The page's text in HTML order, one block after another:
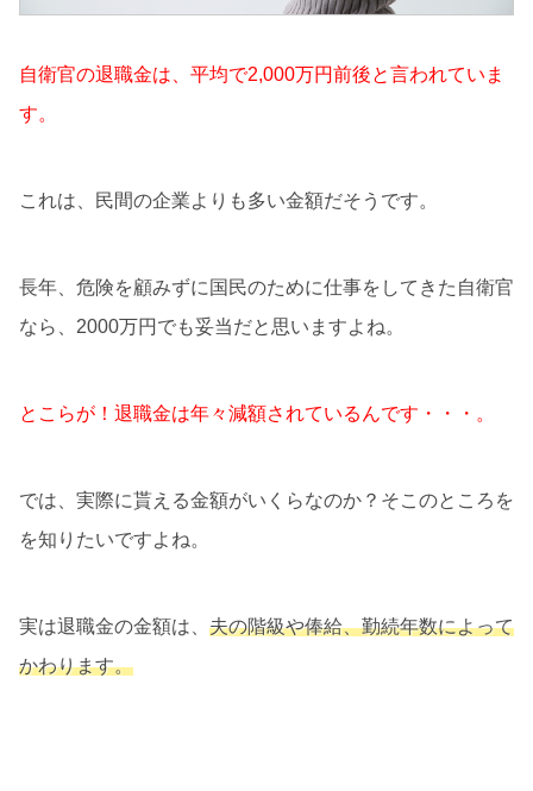
自衛官の退職金は、平均で2,000万円前後と言われていま
す。
これは、民間の企業よりも多い金額だそうです。
長年、危険を顧みずに国民のために仕事をしてきた自衛官
なら、2000万円でも妥当だと思いますよね。
とこらが！退職金は年々減額されているんです・・・。
では、実際に貰える金額がいくらなのか？そこのところを
を知りたいですよね。
実は退職金の金額は、 夫の階級や俸給、勤続年数によって
かわります。